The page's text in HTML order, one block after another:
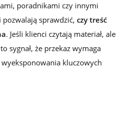
poradnikami czy innymi
pozwalają sprawdzić, czy treść
. Jeśli klienci czytają materiał, ale
sygnał, że przekaz wymaga
kluczowych